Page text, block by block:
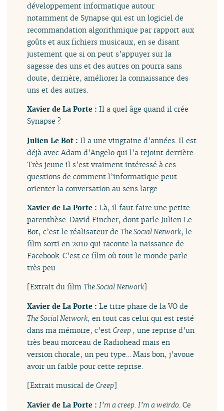
développement informatique autour
notamment de Synapse qui est un logiciel de
recommandation algorithmique par rapport aux
goûts et aux fichiers musicaux, en se disant
justement que si on peut s’appuyer sur la
sagesse des uns et des autres on pourra sans
doute, derrière, améliorer la connaissance des
uns et des autres.
Xavier de La Porte :Il a quel âge quand il crée
Synapse ?
Julien Le Bot :Il a une vingtaine d’années. Il est
déjà avec Adam d’Angelo qui l’a rejoint derrière.
Très jeune il s’est vraiment intéressé à ces
questions de comment l’informatique peut
orienter la conversation au sens large.
Xavier de La Porte :Là, il faut faire une petite
parenthèse. David Fincher, dont parle Julien Le
Bot, c’est le réalisateur deThe Social Network, le
film sorti en 2010 qui raconte la naissance de
Facebook. C’est ce film où tout le monde parle
très peu.
[Extrait du filmThe Social Network]
Xavier de La Porte :Le titre phare de la VO de
The Social Network, en tout cas celui qui est resté
dans ma mémoire, c’estCreep , une reprise d’un
très beau morceau de Radiohead mais en
version chorale, un peu type… Mais bon, j’avoue
avoir un faible pour cette reprise.
[Extrait musical deCreep]
Xavier de La Porte : I’m a creep. I’m a weirdo . Ce